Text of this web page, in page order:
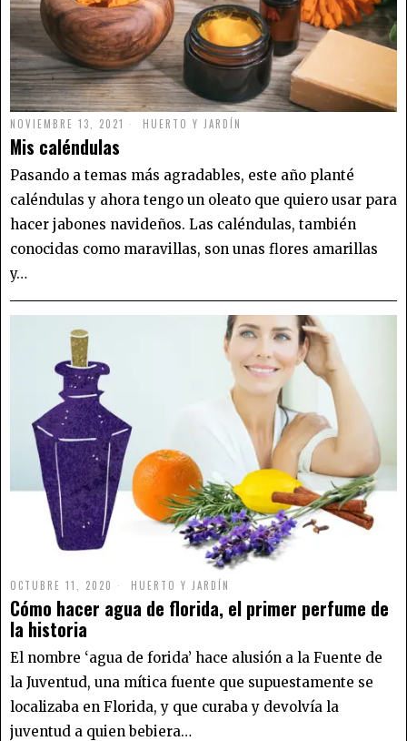
NOVIEMBRE 13, 2021 HUERTO Y JARDÍN
Mis caléndulas
Pasando a temas más agradables, este año planté
caléndulas y ahora tengo un oleato que quiero usar para
hacer jabones navideños. Las caléndulas, también
conocidas como maravillas, son unas flores amarillas
y…
OCTUBRE 11, 2020 HUERTO Y JARDÍN
Cómo hacer agua de florida, el primer perfume de
la historia
El nombre ‘agua de forida’ hace alusión a la Fuente de
la Juventud, una mítica fuente que supuestamente se
localizaba en Florida, y que curaba y devolvía la
juventud a quien bebiera…